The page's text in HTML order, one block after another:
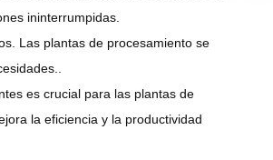
ininterrumpidas.
Las plantas de procesamiento se
es crucial para las plantas de
la eficiencia y la productividad